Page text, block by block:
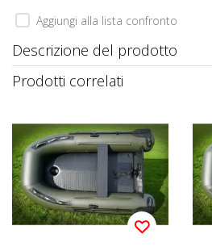
Aggiungi alla lista confronto
Descrizione del prodotto
Prodotti correlati